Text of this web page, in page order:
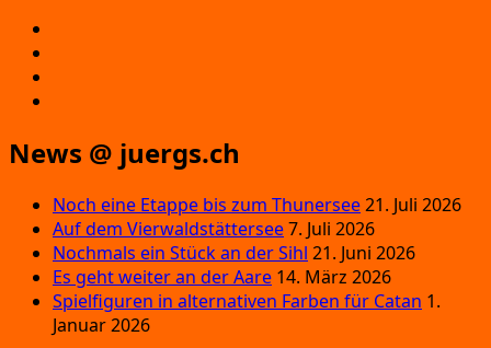
News @ juergs.ch
Noch eine Etappe bis zum Thunersee21. Juli 2026
Auf dem Vierwaldstättersee7. Juli 2026
Nochmals ein Stück an der Sihl 21. Juni 2026
Es geht weiter an der Aare 14. März 2026
Spielfiguren in alternativen Farben für Catan 1.
Januar 2026